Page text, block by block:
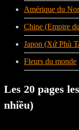
Amérique du
Chine (Empire
Japon (Xứ Phù
Fleurs du monde
Les 20 pages
nhiều)